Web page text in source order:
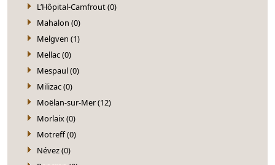
L’Hôpital-Camfrout (0)
Mahalon (0)
Melgven (1)
Mellac (0)
Mespaul (0)
Milizac (0)
Moëlan-sur-Mer (12)
Morlaix (0)
Motreff (0)
Névez (0)